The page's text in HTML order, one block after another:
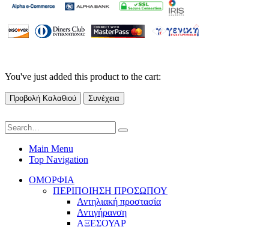
You've just added this product to the cart:
Προβολή Καλαθιού Συνέχεια
Main Menu
Top Navigation
ΟΜΟΡΦΙΑ
ΠΕΡΙΠΟΙΗΣΗ ΠΡΟΣΩΠΟΥ
Αντηλιακή προστασία
Αντιγήρανση
ΑΞΕΣΟΥΑΡ